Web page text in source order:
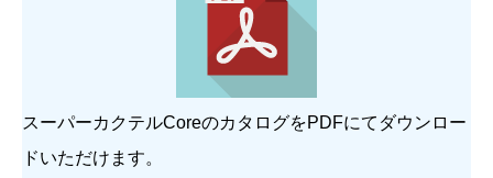
スーパーカクテルCoreのカタログをPDFにてダウンロー
ドいただけます。